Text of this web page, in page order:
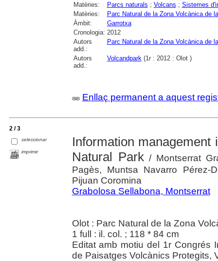
Matèries: Parcs naturals ; Volcans ; Sistemes
Matèries:
Parc Natural de la Zona Volcànica de
Àmbit:
Garrotxa
Cronologia: 2012
Autors
add.:
Parc Natural de la Zona Volcànica de
Autors
add.:
Volcandpark (1r : 2012 : Olot )
Enllaç permanent a aquest
2 / 3
seleccionar
imprimir
Information
Natural Park/ Montserrat
Pagès, Muntsa Navarro
Pijuan Coromina
Grabolosa Sellabona, Montserrat
Olot : Parc Natural de la Zona
1 full : il. col. ; 118 * 84 cm
Editat amb motiu del 1r Congrés
de Paisatges Volcànics Protegits,